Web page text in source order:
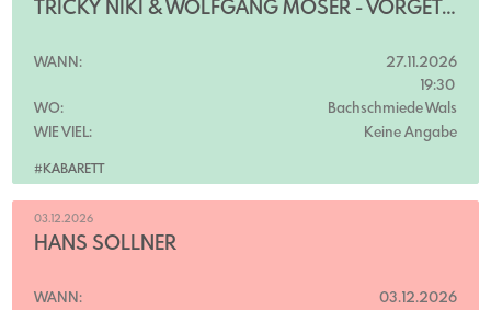
#KABARETT
TRICKY NIKI & WOLFGANG MOSER - VORGETÄUSCHTE HÖHEPUNKTE
WANN:
27.11.2026
19:30
WO:
Bachschmiede Wals
WIE VIEL:
Keine Angabe
03.12.2026
HANS SÖLLNER
WANN:
03.12.2026